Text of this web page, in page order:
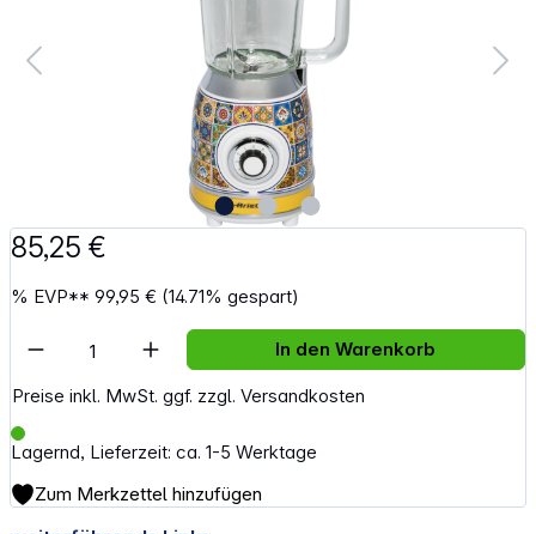
85,25 €
% EVP**99,95 € (14.71% gespart)
Preise inkl. MwSt. ggf. zzgl. Versandkosten
Lagernd, Lieferzeit: ca. 1-5 Werktage
Artikel Anzahl: Gib den gewünschten
In den Warenkorb
Zum Merkzettel hinzufügen